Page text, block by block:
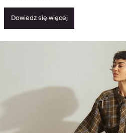
Dowiedz się więcej
Zobacz, co nowego –